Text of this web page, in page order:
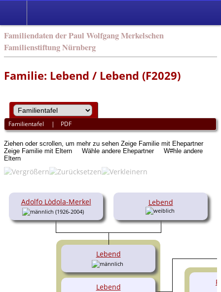
Familiendaten der Paul Wolfgang Merkelschen
Familienstiftung Nürnberg
Familie: Lebend / Lebend (F2029)
Familientafel | PDF
Ziehen oder scrollen, um mehr zu sehen Zeige Familie mit Ehepartner
Zeige Familie mit Eltern
Wähle andere Ehepartner
W#hle andere
Eltern
Adolfo Lòdola-Merkel
(1926-2004)
Lebend
Lebend
Lebend